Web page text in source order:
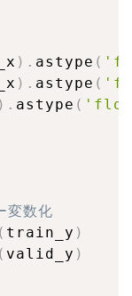
) . astype (
) . astype (
) . astype (
数化
( train_y )
( valid_y )